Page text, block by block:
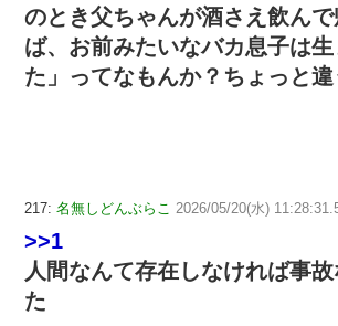
のとき父ちゃんが酒さえ飲ん
ば、お前みたいなバカ息子は
た」ってなもんか？ちょっと違
217: 名無しどんぶらこ 2026/05/20(水)
>>1
人間なんて存在しなければ事
た